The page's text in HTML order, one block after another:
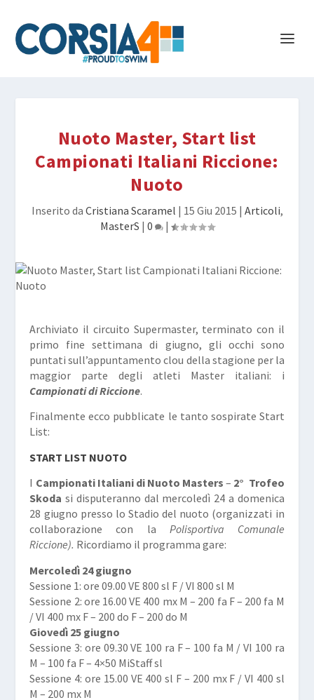
Nuoto Master, Start list
Campionati Italiani Riccione:
Nuoto
Inserito da Cristiana Scaramel | 15 Giu 2015 | Articoli,
MasterS | 0 |
Archiviato il circuito Supermaster, terminato con il
primo fine settimana di giugno, gli occhi sono
puntati sull’appuntamento clou della stagione per la
maggior parte degli atleti Master italiani: i
Campionati di Riccione.
Finalmente ecco pubblicate le tanto sospirate Start
List:
START LIST NUOTO
I Campionati Italiani di Nuoto Masters – 2° Trofeo
Skoda si disputeranno dal mercoledì 24 a domenica
28 giugno presso lo Stadio del nuoto (organizzati in
collaborazione con la Polisportiva Comunale
Riccione). Ricordiamo il programma gare:
Mercoledì 24 giugno
Sessione 1: ore 09.00 VE 800 sl F / VI 800 sl M
Sessione 2: ore 16.00 VE 400 mx M – 200 fa F – 200 fa M
/ VI 400 mx F – 200 do F – 200 do M
Giovedì 25 giugno
Sessione 3: ore 09.30 VE 100 ra F – 100 fa M / VI 100 ra
M – 100 fa F – 4×50 MiStaff sl
Sessione 4: ore 15.00 VE 400 sl F – 200 mx F / VI 400 sl
M – 200 mx M